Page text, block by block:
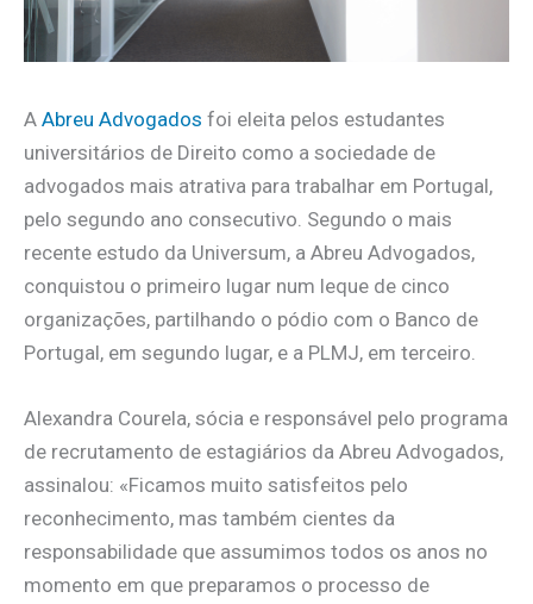
A Abreu Advogados foi eleita pelos estudantes
universitários de Direito como a sociedade de
advogados mais atrativa para trabalhar em Portugal,
pelo segundo ano consecutivo. Segundo o mais
recente estudo da Universum, a Abreu Advogados,
conquistou o primeiro lugar num leque de cinco
organizações, partilhando o pódio com o Banco de
Portugal, em segundo lugar, e a PLMJ, em terceiro.
Alexandra Courela, sócia e responsável pelo programa
de recrutamento de estagiários da Abreu Advogados,
assinalou: «Ficamos muito satisfeitos pelo
reconhecimento, mas também cientes da
responsabilidade que assumimos todos os anos no
momento em que preparamos o processo de